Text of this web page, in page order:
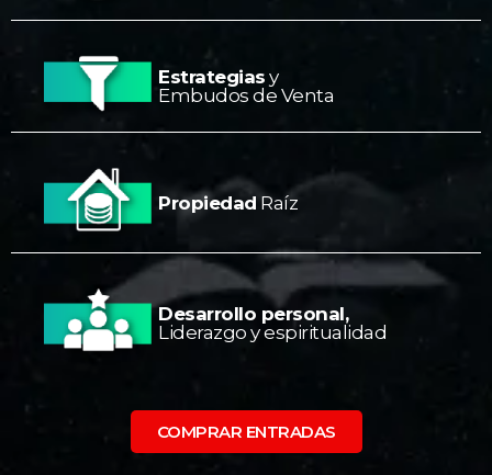
Estrategias y
Embudos de Venta
Propiedad Raíz
Desarrollo personal,
Liderazgo y espiritualidad
COMPRAR ENTRADAS